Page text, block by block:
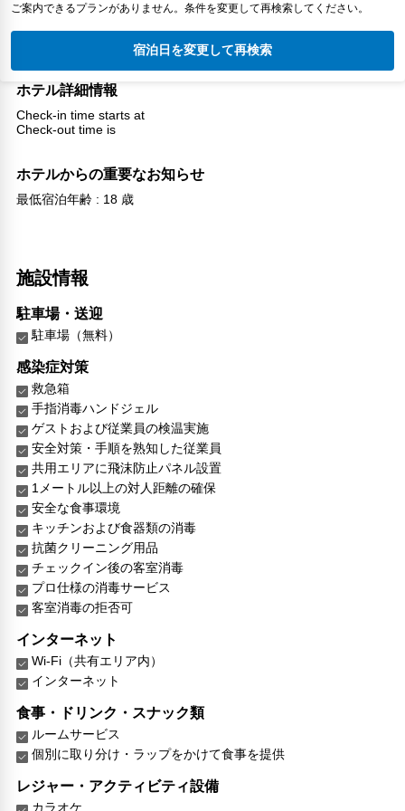
ご案内できるプランがありません。条件を変更して再検索してください。
宿泊日を変更して再検索
ホテル詳細情報
Check-in time starts at
Check-out time is
ホテルからの重要なお知らせ
最低宿泊年齢 : 18 歳
施設情報
駐車場・送迎
駐車場（無料）
感染症対策
救急箱
手指消毒ハンドジェル
ゲストおよび従業員の検温実施
安全対策・手順を熟知した従業員
共用エリアに飛沫防止パネル設置
1メートル以上の対人距離の確保
安全な食事環境
キッチンおよび食器類の消毒
抗菌クリーニング用品
チェックイン後の客室消毒
プロ仕様の消毒サービス
客室消毒の拒否可
インターネット
Wi-Fi（共有エリア内）
インターネット
食事・ドリンク・スナック類
ルームサービス
個別に取り分け・ラップをかけて食事を提供
レジャー・アクティビティ設備
カラオケ